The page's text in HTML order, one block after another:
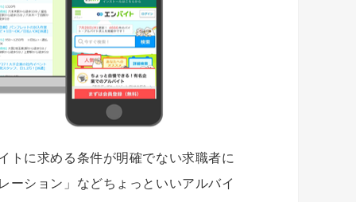
トに求める条件が明確でない求職者に
ーション」などちょっといいアルバイ